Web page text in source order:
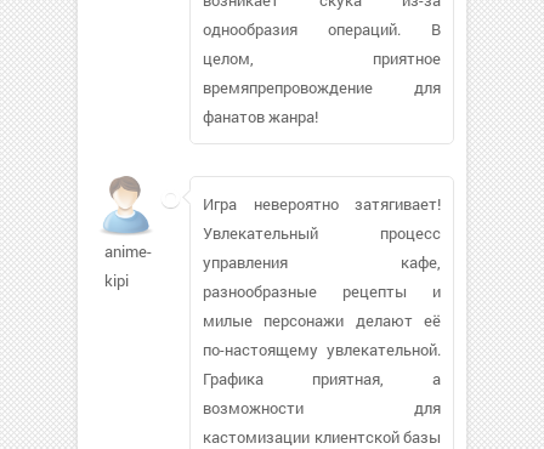
однообразия операций. В
целом, приятное
времяпрепровождение для
фанатов жанра!
anime-
kipi
Игра невероятно затягивает!
Увлекательный процесс
управления кафе,
разнообразные рецепты и
милые персонажи делают её
по-настоящему увлекательной.
Графика приятная, а
возможности для
кастомизации клиентской базы